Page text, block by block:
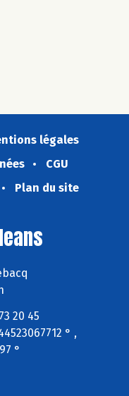
légales
CGU
Plan du site
20 45
° ,
°